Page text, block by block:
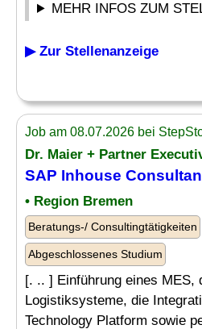
MEHR INFOS ZUM
▶ Zur Stellenanzeige
Job am 08.07.2026 bei
Dr. Maier + Partner
SAP Inhouse
• Region Bremen
Beratungs-/ Consultingtätigkeiten
Abgeschlossenes Studium
[. .. ] Einführung eines MES,
Logistiksysteme, die
Technology Platform sowie